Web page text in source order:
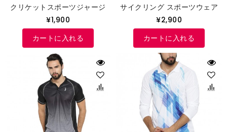
クリケットスポーツジャージ
¥1,900
カートに入れる
サイクリング スポーツウェア
¥2,900
カートに入れる